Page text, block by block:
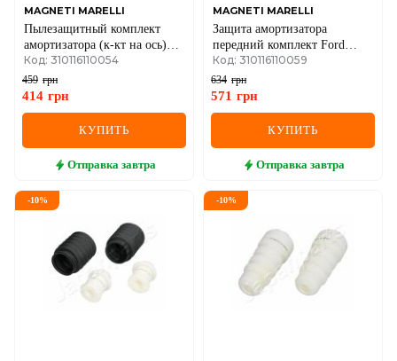
MAGNETI MARELLI
Пылезащитный комплект
амортизатора (к-кт на ось)
Volvo
Код: 310116110054
459 грн
414 грн
КУПИТЬ
Отправка завтра
MAGNETI MARELLI
Защита амортизатора
передний комплект Ford
Focus 98–
Код: 310116110059
634 грн
571 грн
КУПИТЬ
Отправка завтра
-10% -10%